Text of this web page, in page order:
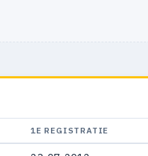
1E REGISTRATIE